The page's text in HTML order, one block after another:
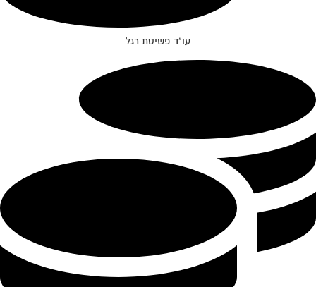
עו"ד פשיטת רגל